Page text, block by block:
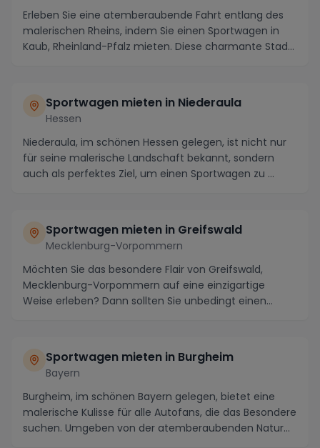
Erleben Sie eine atemberaubende Fahrt entlang des
malerischen Rheins, indem Sie einen Sportwagen in
Kaub, Rheinland-Pfalz mieten. Diese charmante Stad...
Sportwagen mieten in Niederaula
Hessen
Niederaula, im schönen Hessen gelegen, ist nicht nur
für seine malerische Landschaft bekannt, sondern
auch als perfektes Ziel, um einen Sportwagen zu ...
Sportwagen mieten in Greifswald
Mecklenburg-Vorpommern
Möchten Sie das besondere Flair von Greifswald,
Mecklenburg-Vorpommern auf eine einzigartige
Weise erleben? Dann sollten Sie unbedingt einen
Sportwagen mieten in Burgheim
Bayern
Burgheim, im schönen Bayern gelegen, bietet eine
malerische Kulisse für alle Autofans, die das Besondere
suchen. Umgeben von der atemberaubenden Natur...